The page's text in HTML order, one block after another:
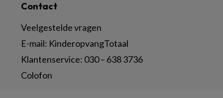
Contact
Veelgestelde vragen
E-mail: KinderopvangTotaal
Klantenservice: 030 – 638 3736
Colofon